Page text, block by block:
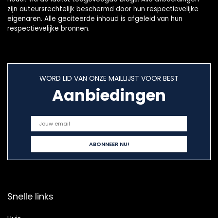
zijn auteursrechtelijk beschermd door hun respectievelijke
eigenaren. Alle geciteerde inhoud is afgeleid van hun
respectievelijke bronnen.
WORD LID VAN ONZE MAILLIJST VOOR BEST
Aanbiedingen
Snelle links